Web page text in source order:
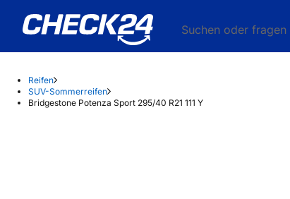
Suchen oder fragen
Reifen
SUV-Sommerreifen
Bridgestone Potenza Sport 295/40 R21 111 Y